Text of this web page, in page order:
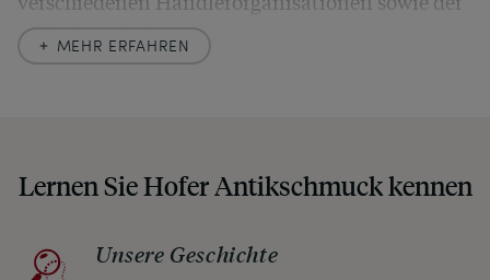
Sie, wenn unser Paket zu Ihnen kommt, keine
müssen.
MEHR ERFAHREN
Lernen Sie Hofer Antikschmuck kennen
Unsere Geschichte